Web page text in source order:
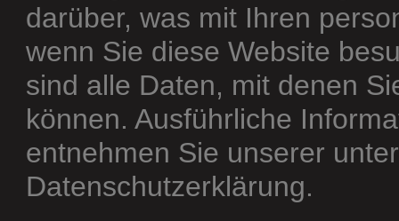
darüber, was mit Ihren
wenn Sie diese Website
sind alle Daten, mit denen
können. Ausführliche
entnehmen Sie unserer
Datenschutzerklärung.